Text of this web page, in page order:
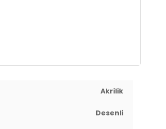
Akrilik
Desenli